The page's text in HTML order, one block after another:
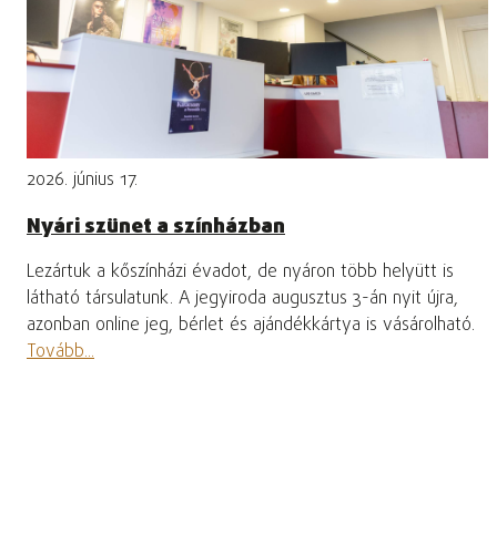
2026. június 17.
Nyári szünet a színházban
Lezártuk a kőszínházi évadot, de nyáron több helyütt is
látható társulatunk. A jegyiroda augusztus 3-án nyit újra,
azonban online jeg, bérlet és ajándékkártya is vásárolható.
Tovább...